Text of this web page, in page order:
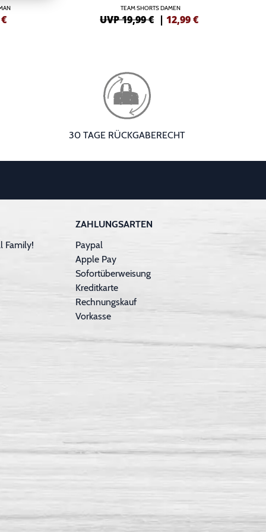
€
TEAM SHORTS DAMEN
UVP 19,99 € |12,99€
30 TAGE RÜCKGABERECHT
Family!
ZAHLUNGSARTEN
Paypal
Apple Pay
Sofortüberweisung
Kreditkarte
Rechnungskauf
Vorkasse